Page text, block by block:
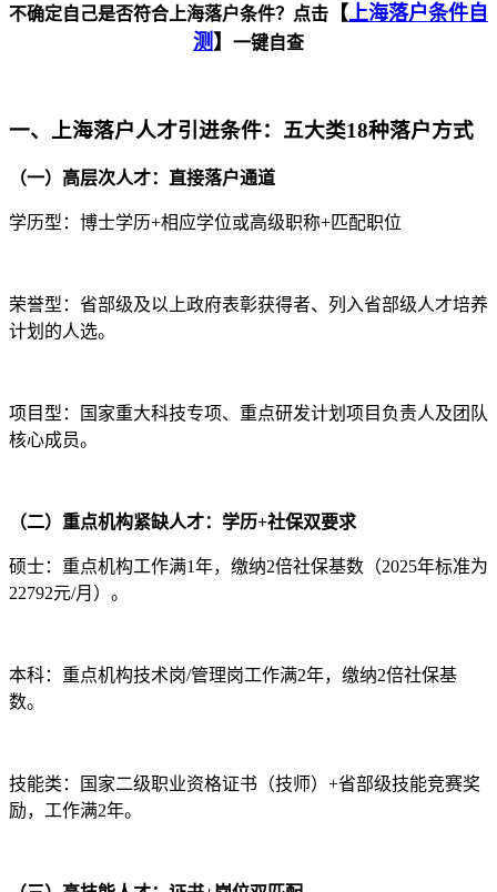
不确定自己是否符合上海落户条件？点击 【 上海落户条件自
测 】 一键自查
一、上海落户人才引进条件：五大类18种落户方式
（一）高层次人才：直接落户通道
学历型：博士学历+相应学位或高级职称+匹配职位
荣誉型：省部级及以上政府表彰获得者、列入省部级人才培养
计划的人选。
项目型：国家重大科技专项、重点研发计划项目负责人及团队
核心成员。
（二）重点机构紧缺人才：学历+社保双要求
硕士：重点机构工作满1年，缴纳2倍社保基数（2025年标准为
22792元/月）。
本科：重点机构技术岗/管理岗工作满2年，缴纳2倍社保基
数。
技能类：国家二级职业资格证书（技师）+省部级技能竞赛奖
励，工作满2年。